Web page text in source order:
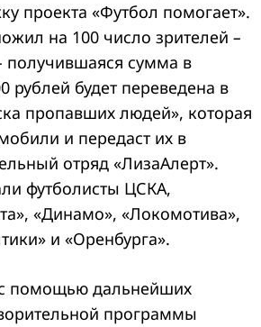
проекта «Футбол помогает».
на 100 число зрителей –
получившаяся сумма в
рублей будет переведена в
пропавших людей», которая
и передаст их в
отряд «ЛизаАлерт».
футболисты ЦСКА,
«Динамо», «Локомотива»,
и «Оренбурга».
помощью дальнейших
программы